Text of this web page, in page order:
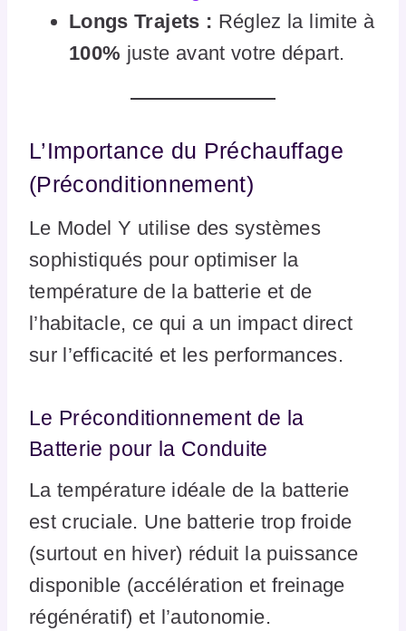
Longs Trajets : Réglez la limite à
100% juste avant votre départ.
L’Importance du Préchauffage
(Préconditionnement)
Le Model Y utilise des systèmes
sophistiqués pour optimiser la
température de la batterie et de
l’habitacle, ce qui a un impact direct
sur l’efficacité et les performances.
Le Préconditionnement de la
Batterie pour la Conduite
La température idéale de la batterie
est cruciale. Une batterie trop froide
(surtout en hiver) réduit la puissance
disponible (accélération et freinage
régénératif) et l’autonomie.